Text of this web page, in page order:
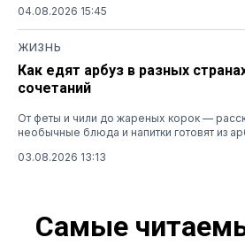
04.08.2026 15:45
ЖИЗНЬ
Как едят арбуз в разных
сочетаний
От феты и чили до жареных корок —
необычные блюда и напитки готовят из
03.08.2026 13:13
Самые